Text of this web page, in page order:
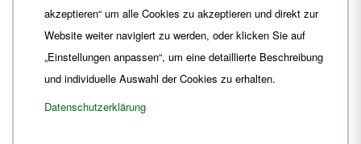
akzeptieren“ um alle Cookies zu akzeptieren und direkt zur
Website weiter navigiert zu werden, oder klicken Sie auf
„Einstellungen anpassen“, um eine detaillierte Beschreibung
und individuelle Auswahl der Cookies zu erhalten.
Datenschutzerklärung